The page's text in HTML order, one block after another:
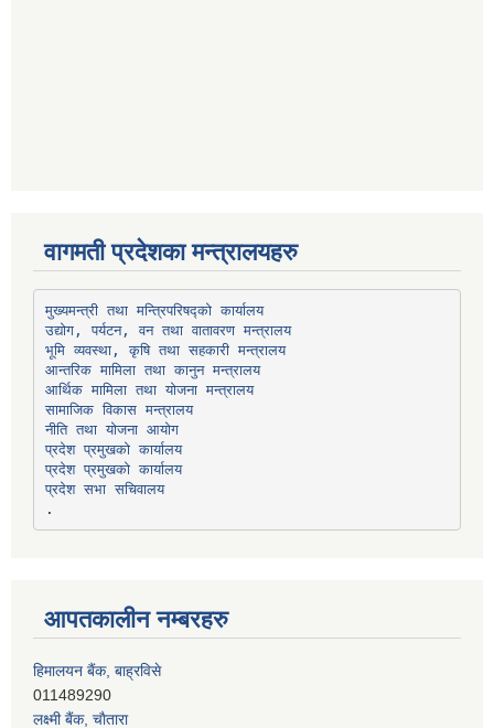
वागमती प्रदेशका मन्त्रालयहरु
मुख्यमन्त्री तथा मन्त्रिपरिषद्को कार्यालय
उद्योग, पर्यटन, वन तथा वातावरण मन्त्रालय
भूमि व्यवस्था, कृषि तथा सहकारी मन्त्रालय
आन्तरिक मामिला तथा कानुन मन्त्रालय
आर्थिक मामिला तथा योजना मन्त्रालय
सामाजिक विकास मन्त्रालय
नीति तथा योजना आयोग
प्रदेश प्रमुखको कार्यालय
प्रदेश प्रमुखको कार्यालय
प्रदेश सभा सचिवालय
आपतकालीन नम्बरहरु
हिमालयन बैंक, बाह्रविसे
011489290
लक्ष्मी बैंक, चाैतारा